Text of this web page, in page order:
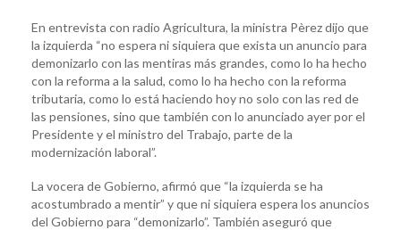
En entrevista con radio Agricultura, la ministra Pèrez dijo que
la izquierda “no espera ni siquiera que exista un anuncio para
demonizarlo con las mentiras más grandes, como lo ha hecho
con la reforma a la salud, como lo ha hecho con la reforma
tributaria, como lo está haciendo hoy no solo con las red de
las pensiones, sino que también con lo anunciado ayer por el
Presidente y el ministro del Trabajo, parte de la
modernización laboral”.
La vocera de Gobierno, afirmó que “la izquierda se ha
acostumbrado a mentir” y que ni siquiera espera los anuncios
del Gobierno para “demonizarlo”. También aseguró que